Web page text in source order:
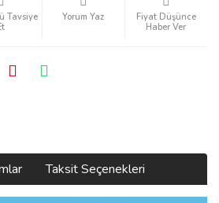
Tavsiye
Yorum Yaz
Fiyat Düşünce
Haber Ver
Taksit Seçenekleri